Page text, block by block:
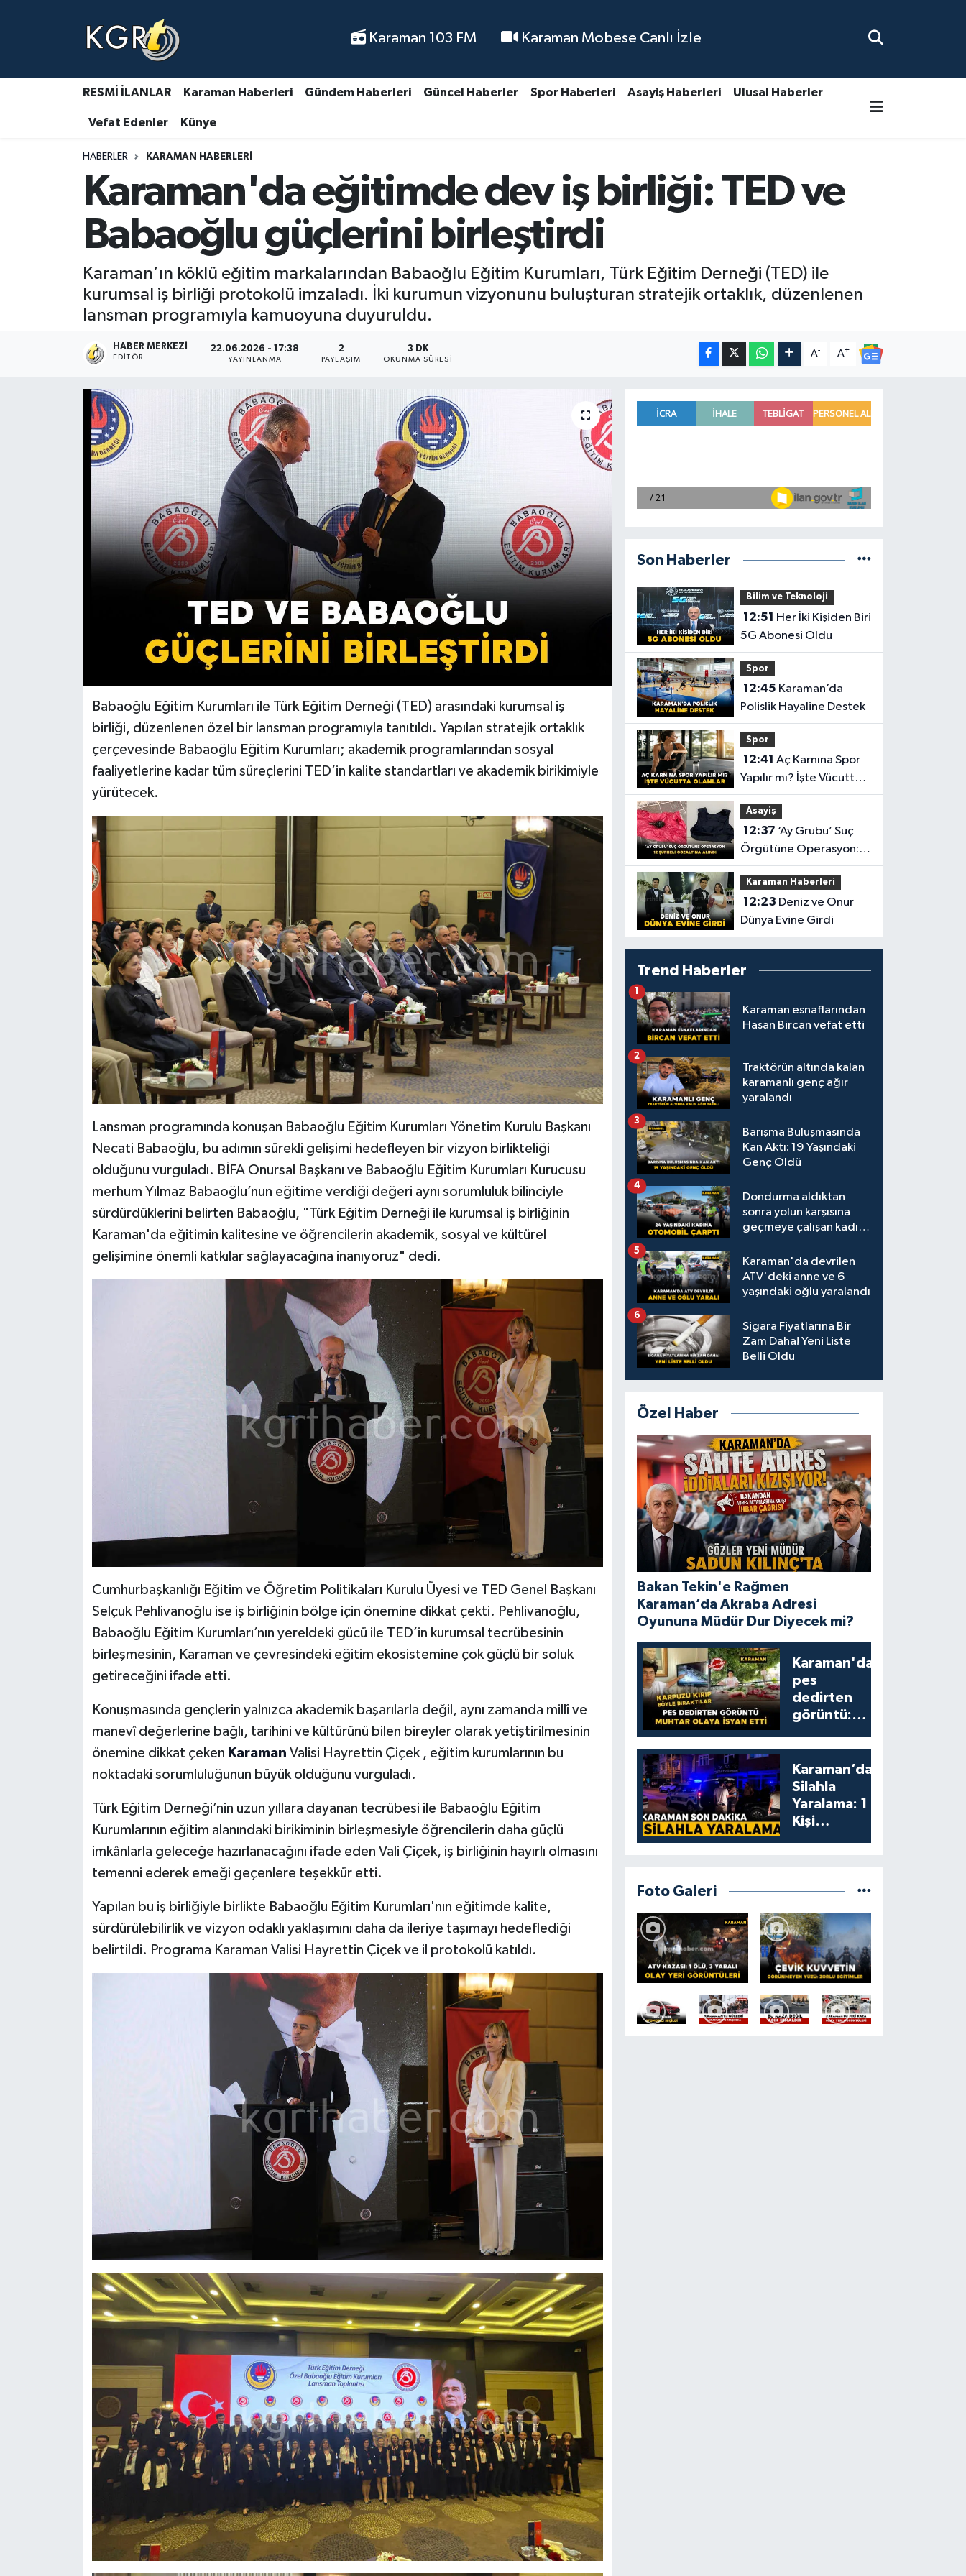
Karaman 103 FM Karaman Mobese Canlı İzle
RESMİ İLANLAR Karaman Haberleri Gündem Haberleri Güncel Haberler Spor Haberleri Asayiş Haberleri Ulusal Haberler
Vefat Edenler Künye
HABERLER KARAMAN HABERLERI
Karaman'da eğitimde dev iş birliği: TED ve
Babaoğlu güçlerini birleştirdi
Karaman’ın köklü eğitim markalarından Babaoğlu Eğitim Kurumları, Türk Eğitim Derneği (TED) ile
kurumsal iş birliği protokolü imzaladı. İki kurumun vizyonunu buluşturan stratejik ortaklık, düzenlenen
lansman programıyla kamuoyuna duyuruldu.
HABER MERKEZI
EDITÖR
22.06.2026 - 17:38
YAYINLANMA
2
PAYLAŞIM
3 DK
OKUNMA SÜRESI
A- A+
Babaoğlu Eğitim Kurumları ile Türk Eğitim Derneği (TED) arasındaki kurumsal iş
birliği, düzenlenen özel bir lansman programıyla tanıtıldı. Yapılan stratejik ortaklık
çerçevesinde Babaoğlu Eğitim Kurumları; akademik programlarından sosyal
faaliyetlerine kadar tüm süreçlerini TED’in kalite standartları ve akademik birikimiyle
yürütecek.
Lansman programında konuşan Babaoğlu Eğitim Kurumları Yönetim Kurulu Başkanı
Necati Babaoğlu, bu adımın sürekli gelişimi hedefleyen bir vizyon birlikteliği
olduğunu vurguladı. BİFA Onursal Başkanı ve Babaoğlu Eğitim Kurumları Kurucusu
merhum Yılmaz Babaoğlu’nun eğitime verdiği değeri aynı sorumluluk bilinciyle
sürdürdüklerini belirten Babaoğlu, "Türk Eğitim Derneği ile kurumsal iş birliğinin
Karaman'da eğitimin kalitesine ve öğrencilerin akademik, sosyal ve kültürel
gelişimine önemli katkılar sağlayacağına inanıyoruz" dedi.
Cumhurbaşkanlığı Eğitim ve Öğretim Politikaları Kurulu Üyesi ve TED Genel Başkanı
Selçuk Pehlivanoğlu ise iş birliğinin bölge için önemine dikkat çekti. Pehlivanoğlu,
Babaoğlu Eğitim Kurumları’nın yereldeki gücü ile TED’in kurumsal tecrübesinin
birleşmesinin, Karaman ve çevresindeki eğitim ekosistemine çok güçlü bir soluk
getireceğini ifade etti.
Konuşmasında gençlerin yalnızca akademik başarılarla değil, aynı zamanda millî ve
manevî değerlerine bağlı, tarihini ve kültürünü bilen bireyler olarak yetiştirilmesinin
önemine dikkat çeken Karaman Valisi Hayrettin Çiçek , eğitim kurumlarının bu
noktadaki sorumluluğunun büyük olduğunu vurguladı.
Türk Eğitim Derneği’nin uzun yıllara dayanan tecrübesi ile Babaoğlu Eğitim
Kurumlarının eğitim alanındaki birikiminin birleşmesiyle öğrencilerin daha güçlü
imkânlarla geleceğe hazırlanacağını ifade eden Vali Çiçek, iş birliğinin hayırlı olmasını
temenni ederek emeği geçenlere teşekkür etti.
Yapılan bu iş birliğiyle birlikte Babaoğlu Eğitim Kurumları'nın eğitimde kalite,
sürdürülebilirlik ve vizyon odaklı yaklaşımını daha da ileriye taşımayı hedeflediği
belirtildi. Programa Karaman Valisi Hayrettin Çiçek ve il protokolü katıldı.
Son Haberler
Bilim ve Teknoloji
12:51
5G Abonesi Oldu
Spor
12:45
Polislik Hayaline Destek
Spor
12:41
Yapılır mı? İşte Vücutta
Olanlar
Asayiş
12:37
Örgütüne Operasyon:
12 Şüpheli Gözaltına
Alındı
Karaman Haberleri
12:23
Dünya Evine Girdi
Trend Haberler
Karaman esnaflarından
Hasan Bircan vefat etti
1
Traktörün altında kalan
karamanlı genç ağır
yaralandı
2
Barışma Buluşmasında
Kan Aktı: 19 Yaşındaki
Genç Öldü
3
Dondurma aldıktan
sonra yolun karşısına
geçmeye çalışan kadına
4
Karaman'da devrilen
ATV'deki anne ve 6
yaşındaki oğlu yaralandı
5
Sigara Fiyatlarına Bir
Zam Daha! Yeni Liste
Belli Oldu
6
Özel Haber
Bakan Tekin'e Rağmen
Karaman’da Akraba Adresi
Oyununa Müdür Dur Diyecek mi?
Karaman'da
pes
dedirten
görüntü:
yumruklayıp
yediler,
artıklarını
kamelyada
bıraktılar
Karaman’da
Silahla
Yaralama: 1
Kişi
Foto Galeri
Karaman Haberleri
Gündem Haberleri
Güncel Haberler
Asayiş Haberleri
Ulusal Haberler
Vefat Edenler